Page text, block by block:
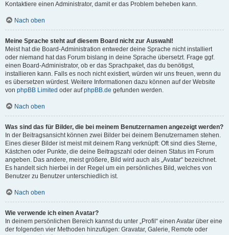
Kontaktiere einen Administrator, damit er das Problem beheben kann.
Nach oben
Meine Sprache steht auf diesem Board nicht zur Auswahl!
Meist hat die Board-Administration entweder deine Sprache nicht installiert
oder niemand hat das Forum bislang in deine Sprache übersetzt. Frage ggf.
einen Board-Administrator, ob er das Sprachpaket, das du benötigst,
installieren kann. Falls es noch nicht existiert, würden wir uns freuen, wenn du
es übersetzen würdest. Weitere Informationen dazu können auf der Website
von phpBB Limited oder aufphpBB.de gefunden werden.
Nach oben
Was sind das für Bilder, die bei meinem Benutzernamen angezeigt werden?
In der Beitragsansicht können zwei Bilder bei deinem Benutzernamen stehen.
Eines dieser Bilder ist meist mit deinem Rang verknüpft: Oft sind dies Sterne,
Kästchen oder Punkte, die deine Beitragszahl oder deinen Status im Forum
angeben. Das andere, meist größere, Bild wird auch als „Avatar“ bezeichnet.
Es handelt sich hierbei in der Regel um ein persönliches Bild, welches von
Benutzer zu Benutzer unterschiedlich ist.
Nach oben
Wie verwende ich einen Avatar?
In deinem persönlichen Bereich kannst du unter „Profil“ einen Avatar über eine
der folgenden vier Methoden hinzufügen: Gravatar, Galerie, Remote oder